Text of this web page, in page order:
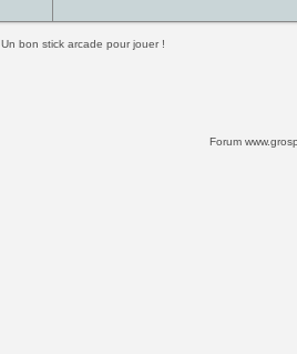
Un bon stick arcade pour jouer !
Forum